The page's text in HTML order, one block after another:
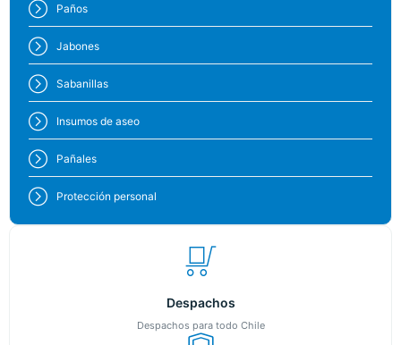
Paños
Jabones
Sabanillas
Insumos de aseo
Pañales
Protección personal
Despachos
Despachos para todo Chile